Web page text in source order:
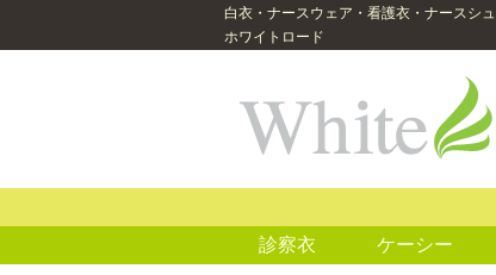
白衣・ナースウェア・看護衣・ナースシ
ホワイトロード
診察衣 ケーシー